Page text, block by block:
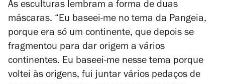
As esculturas lembram a forma de duas
máscaras. “Eu baseei-me no tema da Pangeia,
porque era só um continente, que depois se
fragmentou para dar origem a vários
continentes. Eu baseei-me nesse tema porque
voltei às origens, fui juntar vários pedaços de